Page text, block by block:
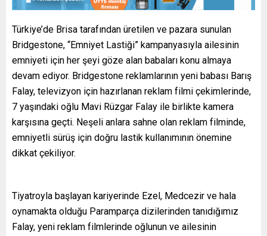
Türkiye’de Brisa tarafından üretilen ve pazara sunulan
Bridgestone, “Emniyet Lastiği” kampanyasıyla ailesinin
emniyeti için her şeyi göze alan babaları konu almaya
devam ediyor. Bridgestone reklamlarının yeni babası Barış
Falay, televizyon için hazırlanan reklam filmi çekimlerinde,
7 yaşındaki oğlu Mavi Rüzgar Falay ile birlikte kamera
karşısına geçti. Neşeli anlara sahne olan reklam filminde,
emniyetli sürüş için doğru lastik kullanımının önemine
dikkat çekiliyor.
Tiyatroyla başlayan kariyerinde Ezel, Medcezir ve hala
oynamakta olduğu Paramparça dizilerinden tanıdığımız
Falay, yeni reklam filmlerinde oğlunun ve ailesinin